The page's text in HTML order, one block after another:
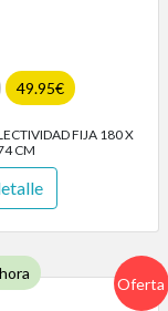
49.95€
FIJA 180 X
CM
Oferta